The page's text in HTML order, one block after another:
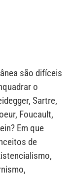
são difíceis
o
Sartre,
Foucault,
Em que
de